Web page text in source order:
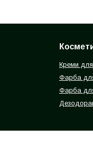
Креми для
Фарба
Фарба